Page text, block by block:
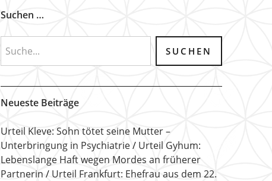
Suchen …
Neueste Beiträge
Urteil Kleve: Sohn tötet seine Mutter –
Unterbringung in Psychiatrie
Urteil Gyhum:
Lebenslange Haft wegen Mordes an früherer
Partnerin
Urteil Frankfurt: Ehefrau aus dem 22.